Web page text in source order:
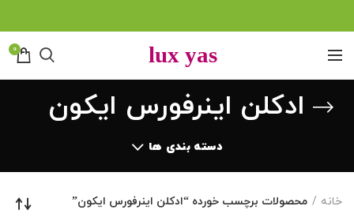
0
ادکلن اینرفورس ایکون
دسته بندی ها
خانه محصولات برچسب خورده “ادکلن اینرفورس ایکون”